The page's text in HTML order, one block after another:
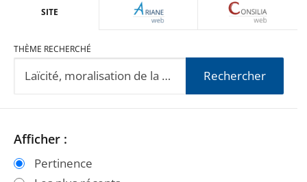
SITE ARIANEWEB
THÈME RECHERCHÉ
Rechercher
Passer
les
filtres
Passer
les
filtres
Afficher :
Pertinence